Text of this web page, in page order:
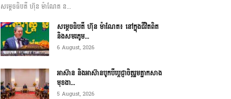
សម្តេចធិបតី ហ៊ុន ម៉ាណែត ន...
សម្តេចធិបតី ហ៊ុន ម៉ាណែត៖ នៅក្នុងជីវិតពិត
និងសមរភូម...
6 August, 2026
អាស៊ាន និងអាស៊ានបូកបីប្តេជ្ញាចិត្តរួមគ្នាកសាង
មុខងា...
5 August, 2026